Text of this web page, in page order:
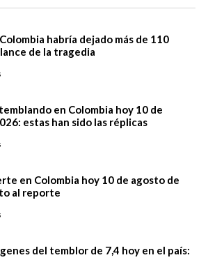
habría dejado más de 110
de la tragedia
en Colombia hoy 10 de
estas han sido las réplicas
en Colombia hoy 10 de agosto de
al reporte
del temblor de 7,4 hoy en el país: